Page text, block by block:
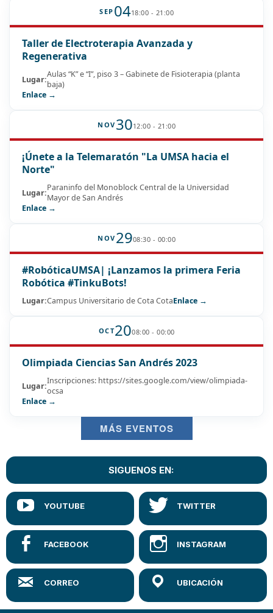
SEP 0418:00 - 21:00
Taller de Electroterapia Avanzada y
Regenerativa
Lugar:Aulas “K” e “I”, piso 3 – Gabinete de Fisioterapia (planta
baja)
Enlace →
NOV 3012:00 - 21:00
¡Únete a la Telemaratón "La UMSA hacia el
Norte"
Lugar:Paraninfo del Monoblock Central de la Universidad
Mayor de San Andrés
Enlace →
NOV 2908:30 - 00:00
#RobóticaUMSA| ¡Lanzamos la primera Feria
Robótica #TinkuBots!
Lugar:Campus Universitario de Cota CotaEnlace →
OCT2008:00 - 00:00
Olimpiada Ciencias San Andrés 2023
Lugar:Inscripciones: https://sites.google.com/view/olimpiada-
ocsa
Enlace →
MÁS EVENTOS
SIGUENOS EN: